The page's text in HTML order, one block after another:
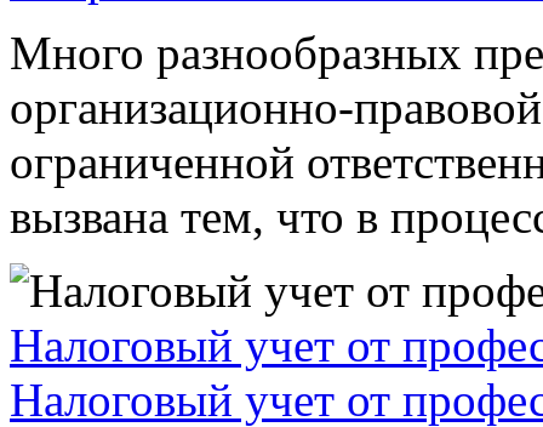
Много разнообразных
организационно-
ограниченной
вызвана тем, что в
Налоговый учет от
Налоговый учет от